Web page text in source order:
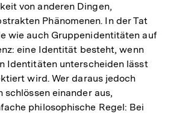
von anderen Dingen,
Phänomenen. In der Tat
wie auch Gruppenidentitäten auf
eine Identität besteht, wenn
Identitäten unterscheiden lässt
wird. Wer daraus jedoch
einander aus,
philosophische Regel: Bei